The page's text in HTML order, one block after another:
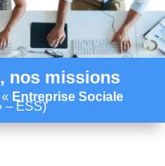
nos missions
Entreprise Sociale
– ESS)